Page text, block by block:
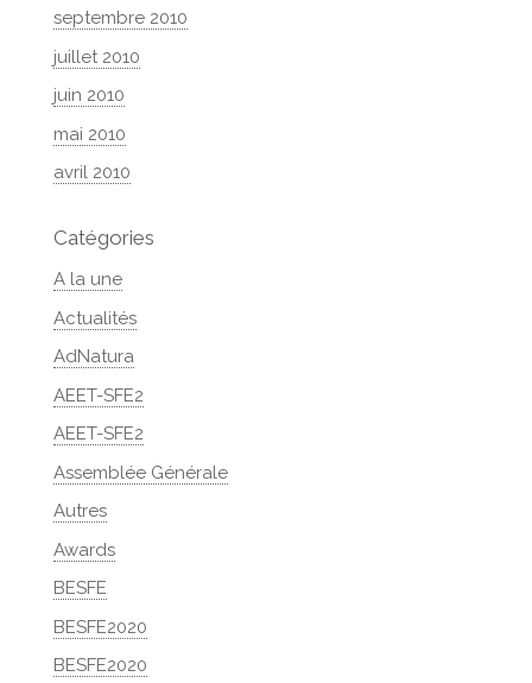
septembre 2010
juillet 2010
juin 2010
mai 2010
avril 2010
Catégories
A la une
Actualités
AdNatura
AEET-SFE2
AEET-SFE2
Assemblée Générale
Autres
Awards
BESFE
BESFE2020
BESFE2020